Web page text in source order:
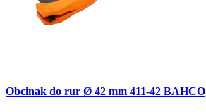
Obcinak do rur Ø 42 mm 411-42 BAHCO